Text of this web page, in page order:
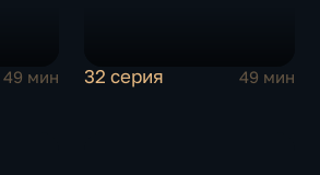
49 мин 32 серия 49 мин